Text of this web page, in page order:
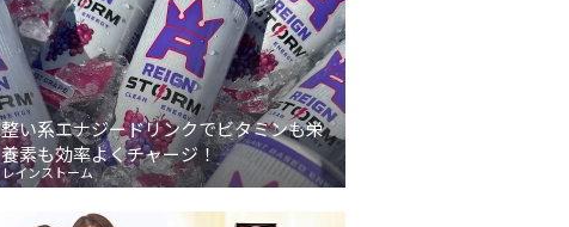
整い系エナジードリンクでビタミンも栄
養素も効率よくチャージ！
レインストーム